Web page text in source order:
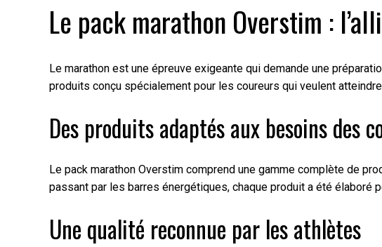
Le pack marathon Overstim :
Le marathon est une épreuve exigeante qui demande une
produits conçu spécialement pour les coureurs qui veulent
Des produits adaptés aux besoins des
Le pack marathon Overstim comprend une gamme complète de
passant par les barres énergétiques, chaque produit a été élaboré
Une qualité reconnue par les athlètes